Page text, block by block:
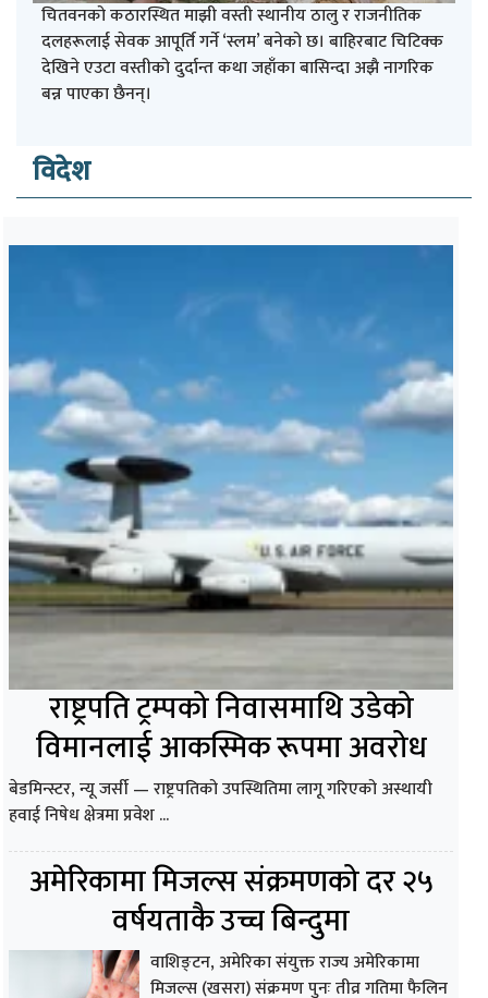
चितवनको कठारस्थित माझी वस्ती स्थानीय ठालु र राजनीतिक
दलहरूलाई सेवक आपूर्ति गर्ने ‘स्लम’ बनेको छ। बाहिरबाट चिटिक्क
देखिने एउटा वस्तीको दुर्दान्त कथा जहाँका बासिन्दा अझै नागरिक
बन्न पाएका छैनन्।
विदेश
राष्ट्रपति ट्रम्पको निवासमाथि उडेको
विमानलाई आकस्मिक रूपमा अवरोध
बेडमिन्स्टर, न्यू जर्सी — राष्ट्रपतिको उपस्थितिमा लागू गरिएको अस्थायी
हवाई निषेध क्षेत्रमा प्रवेश ...
अमेरिकामा मिजल्स संक्रमणको दर २५
वर्षयताकै उच्च बिन्दुमा
वाशिङ्टन, अमेरिका संयुक्त राज्य अमेरिकामा
मिजल्स (खसरा) संक्रमण पुनः तीव्र गतिमा फैलिन